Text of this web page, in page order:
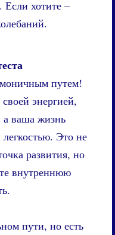
Если хотите –
путем!
энергией,
а ваша жизнь
Это не
развития, но
внутреннюю
пути, но есть